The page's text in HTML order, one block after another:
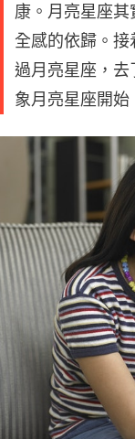
康。月亮星座
全感的依歸。
過月亮星座，
象月亮星座開始